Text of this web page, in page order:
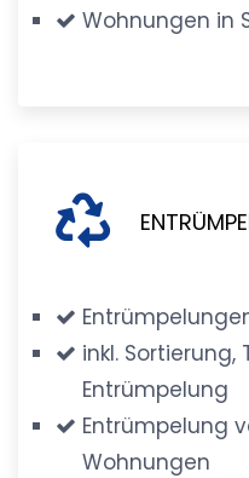
Wohnungen in
inkl.
Entrümpelung
Entrümpelung
Wohnungen